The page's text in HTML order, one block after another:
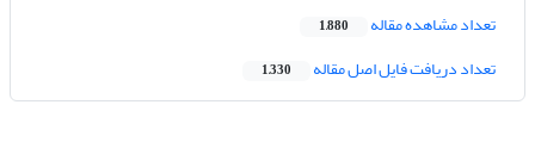
تعداد مشاهده مقاله 1,880
تعداد دریافت فایل اصل مقاله 1,330